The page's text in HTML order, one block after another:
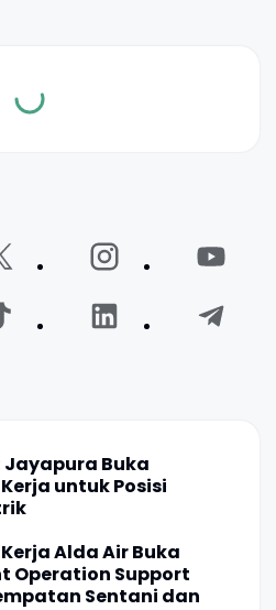
Buka
untuk Posisi
Alda Air Buka
Operation Support
Sentani dan